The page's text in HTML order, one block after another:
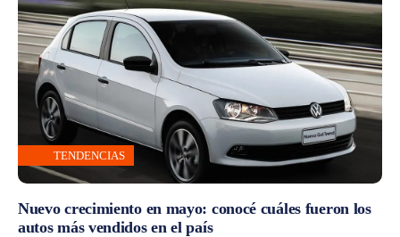
TENDENCIAS
Nuevo crecimiento en mayo: conocé cuáles fueron los
autos más vendidos en el país